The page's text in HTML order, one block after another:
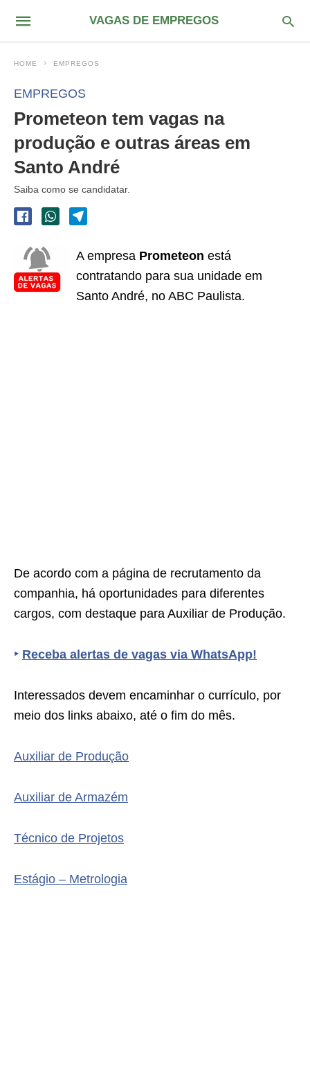
VAGAS DE EMPREGOS
HOME EMPREGOS
EMPREGOS
Prometeon tem vagas na
produção e outras áreas em
Santo André
Saiba como se candidatar.
A empresa Prometeon está
contratando para sua unidade em
Santo André, no ABC Paulista.
De acordo com a página de recrutamento da
companhia, há oportunidades para diferentes
cargos, com destaque para Auxiliar de Produção.
‣ Receba alertas de vagas via WhatsApp!
Interessados devem encaminhar o currículo, por
meio dos links abaixo, até o fim do mês.
Auxiliar de Produção
Auxiliar de Armazém
Técnico de Projetos
Estágio – Metrologia